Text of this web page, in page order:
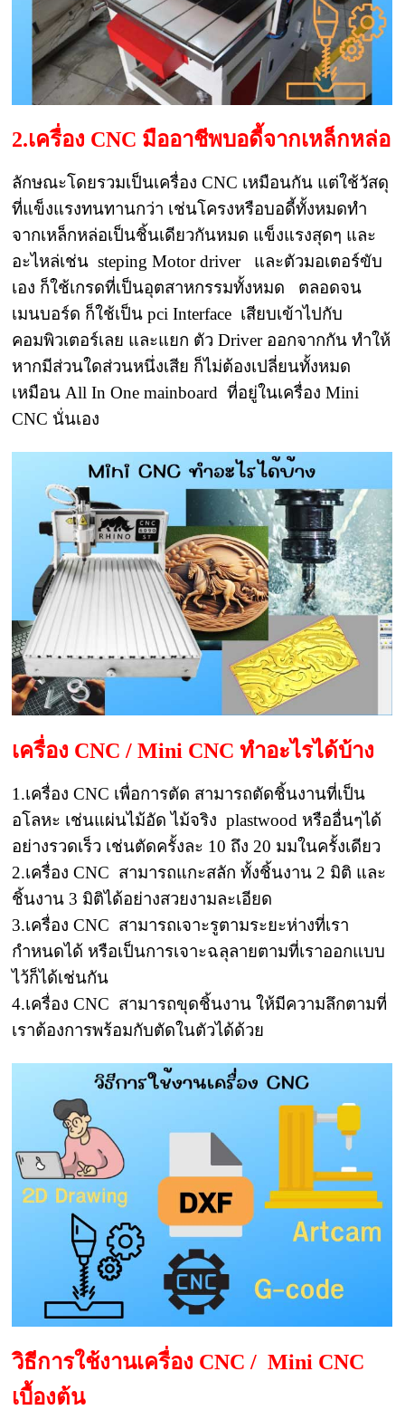
2.เครื่อง CNC มืออาชีพบอดี้จากเหล็กหล่อ
ลักษณะโดยรวมเป็นเครื่อง CNC เหมือนกัน แต่ใช้วัสดุ
ที่แข็งแรงทนทานกว่า เช่นโครงหรือบอดี้ทั้งหมดทำ
จากเหล็กหล่อเป็นชิ้นเดียวกันหมด แข็งแรงสุดๆ และ
อะไหล่เช่น steping Motor driver และตัวมอเตอร์ขับ
เอง ก็ใช้เกรดที่เป็นอุตสาหกรรมทั้งหมด ตลอดจน
เมนบอร์ด ก็ใช้เป็น pci Interface เสียบเข้าไปกับ
คอมพิวเตอร์เลย และแยก ตัว Driver ออกจากกัน ทำให้
หากมีส่วนใดส่วนหนึ่งเสีย ก็ไม่ต้องเปลี่ยนทั้งหมด
เหมือน All In One mainboard ที่อยู่ในเครื่อง Mini
CNC นั่นเอง
เครื่อง CNC / Mini CNC ทำอะไรได้บ้าง
1.เครื่อง CNC เพื่อการตัด สามารถตัดชิ้นงานที่เป็น
อโลหะ เช่นแผ่นไม้อัด ไม้จริง plastwood หรืออื่นๆได้
อย่างรวดเร็ว เช่นตัดครั้งละ 10 ถึง 20 มมในครั้งเดียว
2.เครื่อง CNC สามารถแกะสลัก ทั้งชิ้นงาน 2 มิติ และ
ชิ้นงาน 3 มิติได้อย่างสวยงามละเอียด
3.เครื่อง CNC สามารถเจาะรูตามระยะห่างที่เรา
กำหนดได้ หรือเป็นการเจาะฉลุลายตามที่เราออกแบบ
ไว้ก็ได้เช่นกัน
4.เครื่อง CNC สามารถขุดชิ้นงาน ให้มีความลึกตามที่
เราต้องการพร้อมกับตัดในตัวได้ด้วย
วิธีการใช้งานเครื่อง CNC / Mini CNC
เบื้องต้น